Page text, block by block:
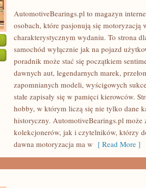
AutomotiveBearings.pl to magazyn
osobach, które pasjonują się motoryzacją
charakterystycznym wydaniu. To strona
samochód wyłącznie jak na pojazd
poradnik może stać się początkiem
dawnych aut, legendarnych marek,
zapomnianych modeli, wyścigowych
stałe zapisały się w pamięci kierowców.
hobby, w którym liczą się nie tylko dane
historyczny. AutomotiveBearings.pl może
kolekcjonerów, jak i czytelników, którzy
dawna motoryzacja ma w [ Read More ]